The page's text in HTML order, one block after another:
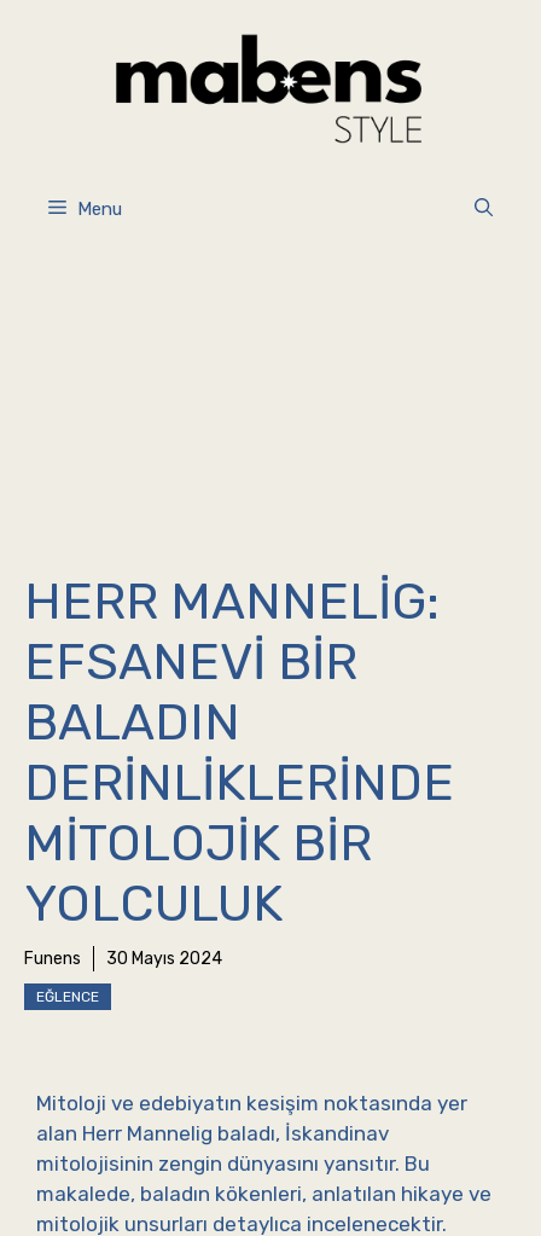
Menu
HERR MANNELIG:
EFSANEVI BIR
BALADIN
DERINLIKLERINDE
MITOLOJIK BIR
YOLCULUK
Funens 30 Mayıs 2024
EĞLENCE
Mitoloji ve edebiyatın kesişim noktasında yer
alan Herr Mannelig baladı, İskandinav
mitolojisinin zengin dünyasını yansıtır. Bu
makalede, baladın kökenleri, anlatılan hikaye ve
mitolojik unsurları detaylıca incelenecektir.